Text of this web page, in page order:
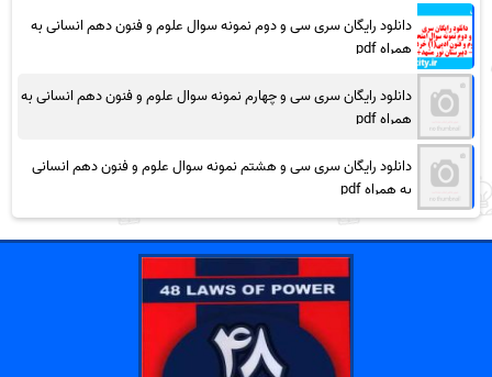
دانلود رایگان سری سی و دوم نمونه سوال علوم و فنون دهم انسانی به
همراه pdf
دانلود رایگان سری سی و چهارم نمونه سوال علوم و فنون دهم انسانی به
همراه pdf
دانلود رایگان سری سی و هشتم نمونه سوال علوم و فنون دهم انسانی
به همراه pdf